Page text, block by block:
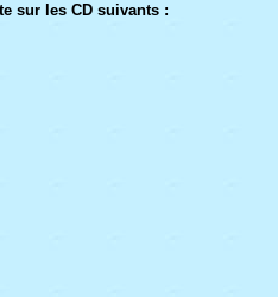
sur les CD suivants :